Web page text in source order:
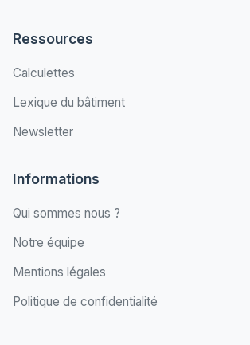
Ressources
Calculettes
Lexique du bâtiment
Newsletter
Informations
Qui sommes nous ?
Notre équipe
Mentions légales
Politique de confidentialité